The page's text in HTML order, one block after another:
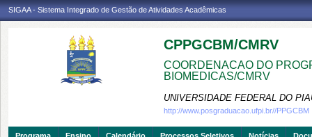
SIGAA - Sistema Integrado de Gestão de Atividades Acadêmicas
CPPGCBM/CMRV
COORDENACAO DO
BIOMEDICAS/CMRV
UNIVERSIDADE FEDERAL DO
http://www.posgraduacao.ufpi.br//PPGCBM